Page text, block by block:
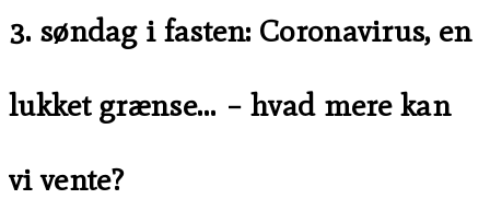
3. søndag i fasten: Coronavirus, en
lukket grænse… – hvad mere kan
vi vente?